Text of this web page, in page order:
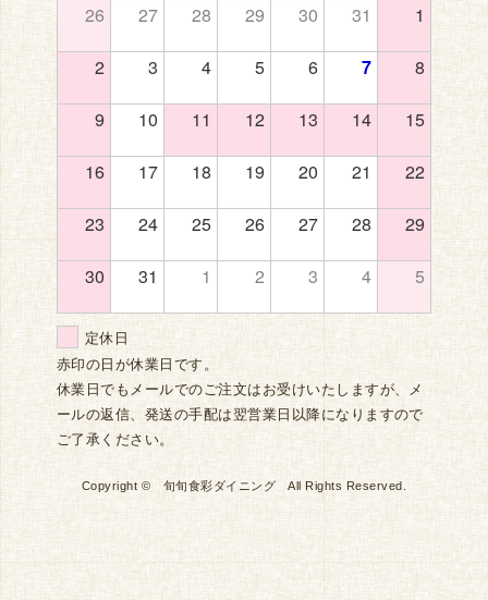
26 27 28 29 30 31 1
2 3 4 5 6 7 8
9 10 11 12 13 14 15
16 17 18 19 20 21 22
23 24 25 26 27 28 29
30 31 1 2 3 4 5
定休日
赤印の日が休業日です。
休業日でもメールでのご注文はお受けいたしますが、メ
ールの返信、発送の手配は翌営業日以降になりますので
ご了承ください。
Copyright © 旬旬食彩ダイニング All Rights Reserved.